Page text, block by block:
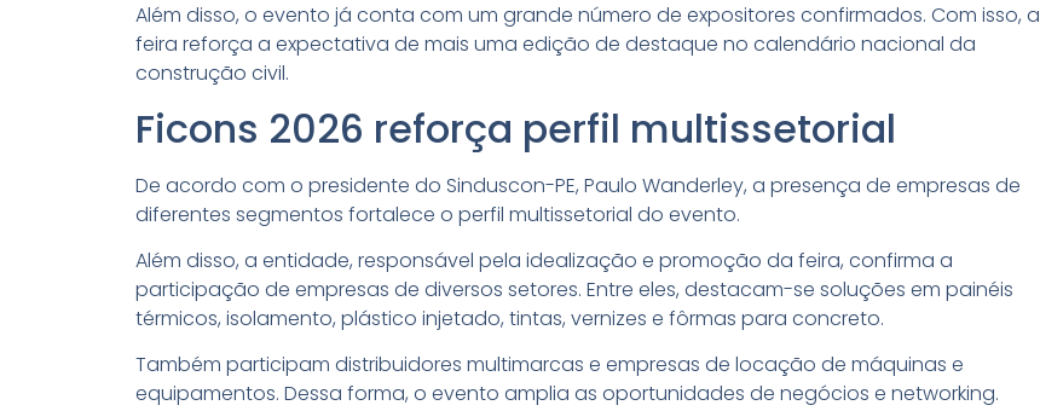
Além disso, o evento já conta com um grande número de expositores confirmados. Com isso, a
feira reforça a expectativa de mais uma edição de destaque no calendário nacional da
construção civil.
Ficons 2026 reforça perfil multissetorial
De acordo com o presidente do Sinduscon-PE, Paulo Wanderley, a presença de empresas de
diferentes segmentos fortalece o perfil multissetorial do evento.
Além disso, a entidade, responsável pela idealização e promoção da feira, confirma a
participação de empresas de diversos setores. Entre eles, destacam-se soluções em painéis
térmicos, isolamento, plástico injetado, tintas, vernizes e fôrmas para concreto.
Também participam distribuidores multimarcas e empresas de locação de máquinas e
equipamentos. Dessa forma, o evento amplia as oportunidades de negócios e networking.